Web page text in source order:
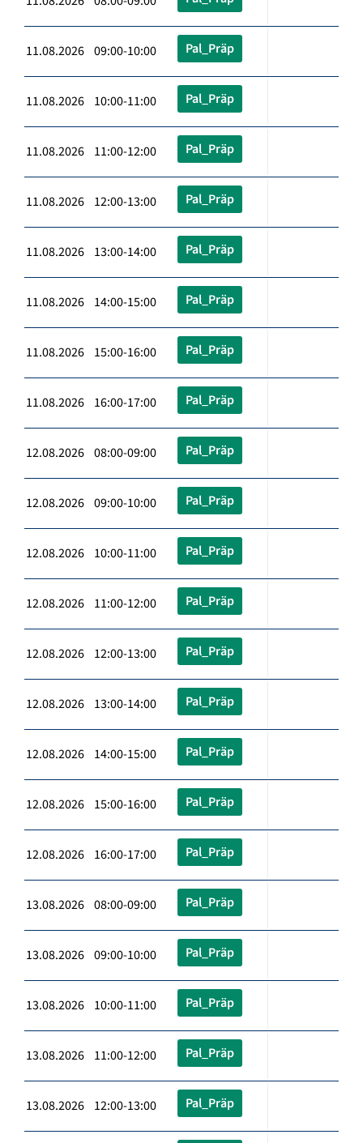
11.08.2026 09:00-10:00 Pal_Präp
11.08.2026 10:00-11:00 Pal_Präp
11.08.2026 11:00-12:00 Pal_Präp
11.08.2026 12:00-13:00 Pal_Präp
11.08.2026 13:00-14:00 Pal_Präp
11.08.2026 14:00-15:00 Pal_Präp
11.08.2026 15:00-16:00 Pal_Präp
11.08.2026 16:00-17:00 Pal_Präp
12.08.2026 08:00-09:00 Pal_Präp
12.08.2026 09:00-10:00 Pal_Präp
12.08.2026 10:00-11:00 Pal_Präp
12.08.2026 11:00-12:00 Pal_Präp
12.08.2026 12:00-13:00 Pal_Präp
12.08.2026 13:00-14:00 Pal_Präp
12.08.2026 14:00-15:00 Pal_Präp
12.08.2026 15:00-16:00 Pal_Präp
12.08.2026 16:00-17:00 Pal_Präp
13.08.2026 08:00-09:00 Pal_Präp
13.08.2026 09:00-10:00 Pal_Präp
13.08.2026 10:00-11:00 Pal_Präp
13.08.2026 11:00-12:00 Pal_Präp
13.08.2026 12:00-13:00 Pal_Präp